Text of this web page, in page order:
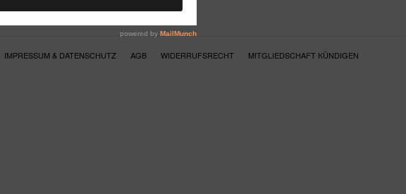
IMPRESSUM & DATENSCHUTZ AGB WIDERRUFSRECHT MITGLIEDSCHAFT KÜNDIGEN